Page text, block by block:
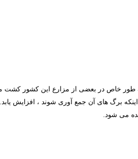
خاص در بعضی از مزارع این کشور کشت می
اینکه برگ های آن جمع آوری شوند ،
می شود.